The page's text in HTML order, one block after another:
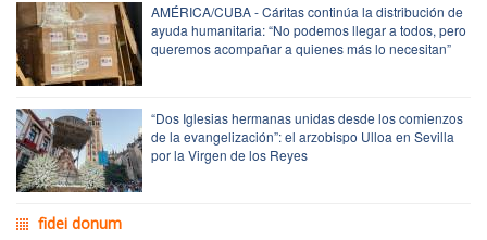
AMÉRICA/CUBA - Cáritas continúa la distribución de
ayuda humanitaria: “No podemos llegar a todos, pero
queremos acompañar a quienes más lo necesitan”
“Dos Iglesias hermanas unidas desde los comienzos
de la evangelización”: el arzobispo Ulloa en Sevilla
por la Virgen de los Reyes
fidei donum